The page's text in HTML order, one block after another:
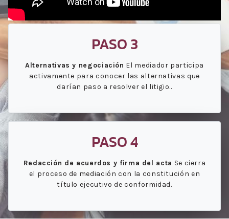
PASO 3
Alternativas y negociación El mediador participa
activamente para conocer las alternativas que
darían paso a resolver el litigio..
PASO 4
Redacción de acuerdos y firma del acta Se cierra
el proceso de mediación con la constitución en
título ejecutivo de conformidad.